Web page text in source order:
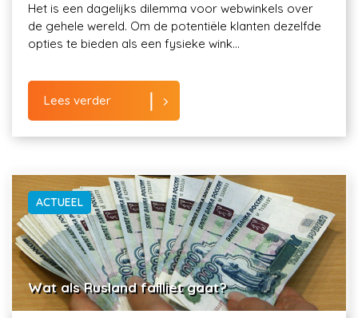
Het is een dagelijks dilemma voor webwinkels over
de gehele wereld. Om de potentiële klanten dezelfde
opties te bieden als een fysieke wink...
Lees verder
ACTUEEL
Wat als Rusland failliet gaat?